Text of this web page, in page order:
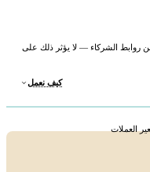
روابط الشركاء — لا يؤثر ذلك على
كيف نعمل
العملات